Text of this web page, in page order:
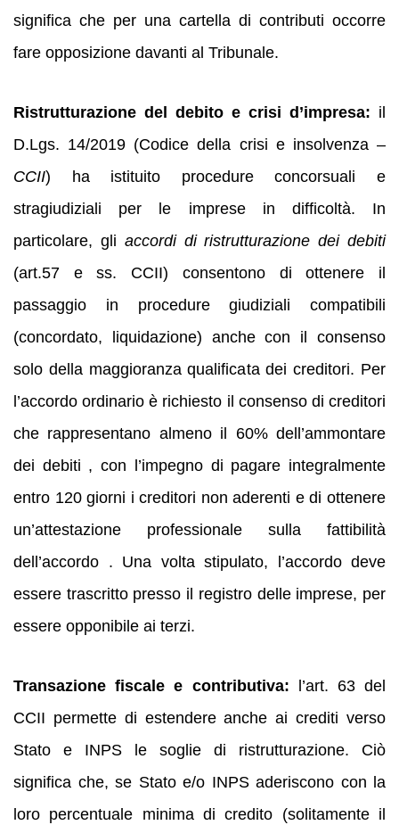
significa che per una cartella di contributi occorre
fare opposizione davanti al Tribunale.
Ristrutturazione del debito e crisi d’impresa: il
D.Lgs. 14/2019 (Codice della crisi e insolvenza –
CCII) ha istituito procedure concorsuali e
stragiudiziali per le imprese in difficoltà. In
particolare, gli accordi di ristrutturazione dei debiti
(art.57 e ss. CCII) consentono di ottenere il
passaggio in procedure giudiziali compatibili
(concordato, liquidazione) anche con il consenso
solo della maggioranza qualificata dei creditori. Per
l’accordo ordinario è richiesto il consenso di creditori
che rappresentano almeno il 60% dell’ammontare
dei debiti , con l’impegno di pagare integralmente
entro 120 giorni i creditori non aderenti e di ottenere
un’attestazione professionale sulla fattibilità
dell’accordo . Una volta stipulato, l’accordo deve
essere trascritto presso il registro delle imprese, per
essere opponibile ai terzi.
Transazione fiscale e contributiva: l’art. 63 del
CCII permette di estendere anche ai crediti verso
Stato e INPS le soglie di ristrutturazione. Ciò
significa che, se Stato e/o INPS aderiscono con la
loro percentuale minima di credito (solitamente il